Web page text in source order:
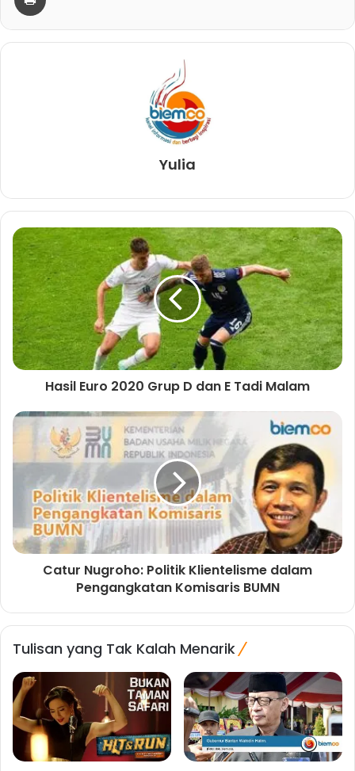
Yulia
Hasil Euro 2020 Grup D dan E Tadi Malam
Catur Nugroho: Politik Klientelisme dalam
Pengangkatan Komisaris BUMN
Tulisan yang Tak Kalah Menarik